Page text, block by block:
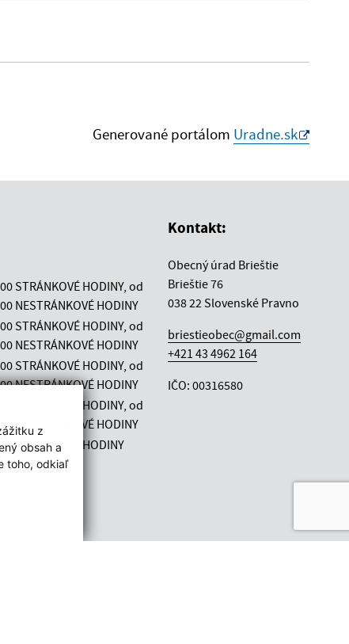
z
obsah a
toho, odkiaľ
Generované portálom Uradne.sk
STRÁNKOVÉ HODINY, od
NESTRÁNKOVÉ HODINY
STRÁNKOVÉ HODINY, od
NESTRÁNKOVÉ HODINY
STRÁNKOVÉ HODINY, od
NESTRÁNKOVÉ HODINY
STRÁNKOVÉ HODINY, od
NESTRÁNKOVÉ HODINY
STRÁNKOVÉ HODINY
Kontakt:
Obecný úrad Brieštie
Brieštie 76
038 22 Slovenské Pravno
briestieobec@gmail.com
+421 43 4962 164
IČO: 00316580